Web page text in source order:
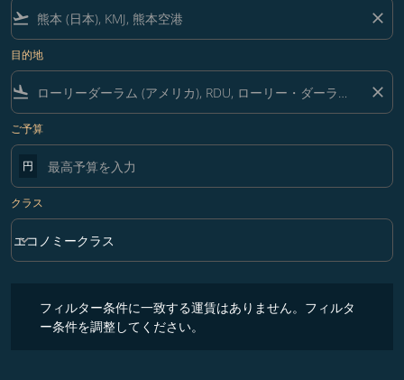
flight_takeoff close
目的地
flight_land close
ご予算
円
クラス
クラス option エコノミークラス Selected
エコノミークラス
keyboard_arrow_down
フィルター条件に一致する運賃はありません。フィルタ
ー条件を調整してください。